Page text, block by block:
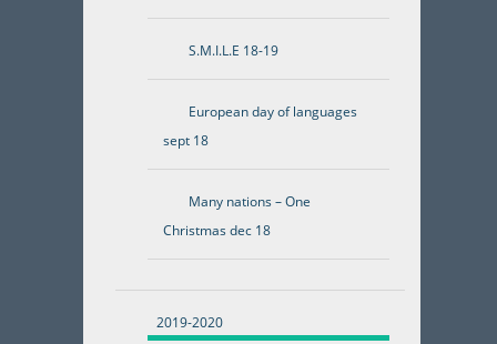
S.M.I.L.E 18-19
European day of languages
sept 18
Many nations – One
Christmas dec 18
2019-2020